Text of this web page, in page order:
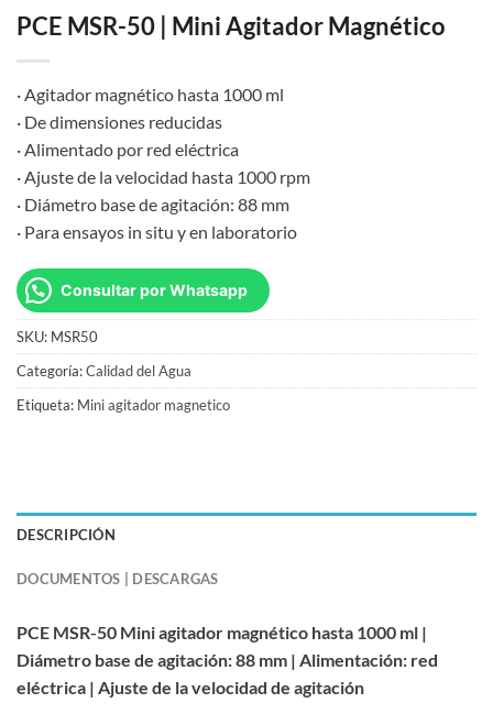
PCE MSR-50 | Mini Agitador Magnético
· Agitador magnético hasta 1000 ml
· De dimensiones reducidas
· Alimentado por red eléctrica
· Ajuste de la velocidad hasta 1000 rpm
· Diámetro base de agitación: 88 mm
· Para ensayos in situ y en laboratorio
Consultar por Whatsapp
SKU: MSR50
Categoría:Calidad del Agua
Etiqueta: Mini agitador magnetico
DESCRIPCIÓN
DOCUMENTOS | DESCARGAS
PCE MSR-50 Mini agitador magnético hasta 1000 ml |
Diámetro base de agitación: 88 mm | Alimentación: red
eléctrica | Ajuste de la velocidad de agitación